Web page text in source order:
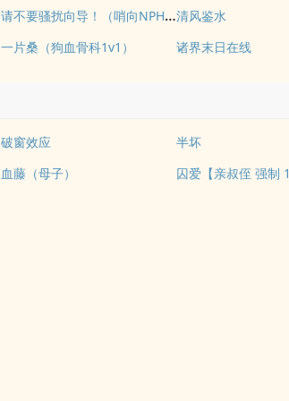
请不要骚扰向导！（哨向NPH）清风鉴水
一片桑（狗血骨科1v1） 诸界末日在线
破窗效应
半坏
血藤（母子） 囚爱【亲叔侄 强制